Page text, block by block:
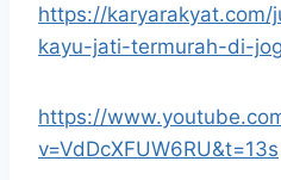
https://karyarakyat.com/
kayu-jati-termurah-di-
https://
v=VdDcXFUW6RU&t=13s